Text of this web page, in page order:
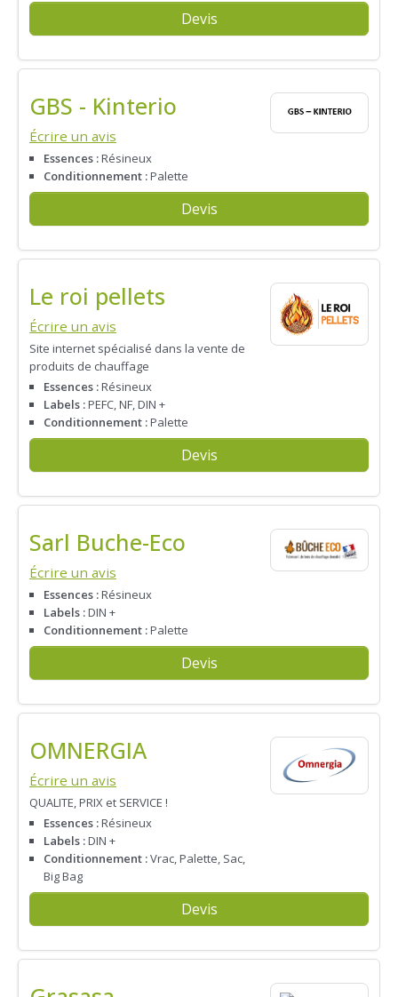
Devis
GBS - Kinterio
Écrire un avis
Essences :Résineux
Conditionnement :Palette
Devis
Le roi pellets
Écrire un avis
Site internet spécialisé dans la vente de
produits de chauffage
Essences :Résineux
Labels :PEFC, NF, DIN +
Conditionnement :Palette
Devis
Sarl Buche-Eco
Écrire un avis
Essences :Résineux
Labels :DIN +
Conditionnement :Palette
Devis
OMNERGIA
Écrire un avis
QUALITE, PRIX et SERVICE !
Essences :Résineux
Labels :DIN +
Conditionnement :Vrac, Palette, Sac,
Big Bag
Devis